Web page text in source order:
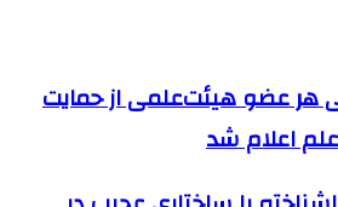
عضو هیئت‌علمی از حمایت
اعلام شد